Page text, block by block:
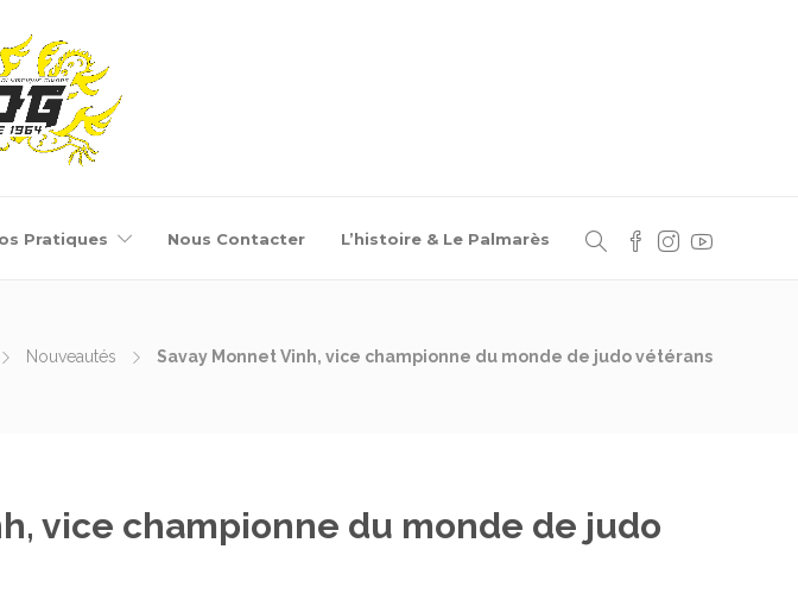
Pratiques Nous Contacter L’histoire & Le Palmarès
Nouveautés Savay Monnet Vinh, vice championne du monde de judo vétérans
vice championne du monde de judo